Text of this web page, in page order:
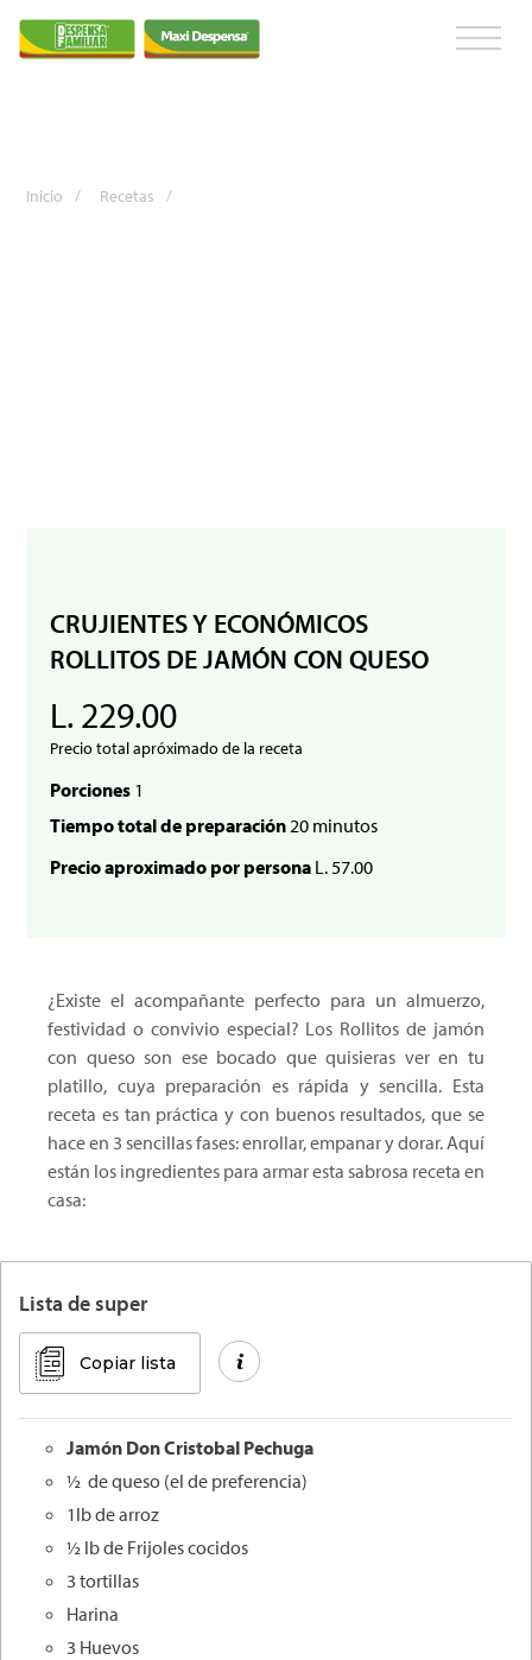
Inicio / Recetas /
CRUJIENTES Y ECONÓMICOS
ROLLITOS DE JAMÓN CON QUESO
L. 229.00
Precio total apróximado de la receta
Porciones 1
Tiempo total de preparación20 minutos
Precio aproximado por persona L. 57.00
¿Existe el acompañante perfecto para un almuerzo,
festividad o convivio especial? Los Rollitos de jamón
con queso son ese bocado que quisieras ver en tu
platillo, cuya preparación es rápida y sencilla. Esta
receta es tan práctica y con buenos resultados, que se
hace en 3 sencillas fases: enrollar, empanar y dorar. Aquí
están los ingredientes para armar esta sabrosa receta en
casa:
Lista de super
Copiar lista
Jamón DonCristobal Pechuga
½ de queso (el de preferencia)
1lb de arroz
½ lb de Frijoles cocidos
3 tortillas
Harina
3 Huevos